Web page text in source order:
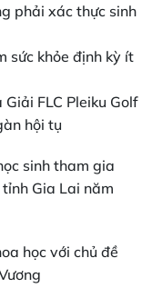
phải xác thực sinh
sức khỏe định kỳ ít
FLC Pleiku Golf
hội tụ
sinh tham gia
Gia Lai năm
học với chủ đề